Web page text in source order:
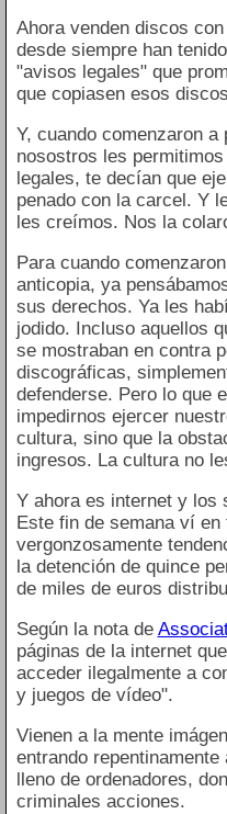
Ahora venden discos
desde siempre han
"avisos legales" que
que copiasen esos
Y, cuando comenzaron a
nosostros les
legales, te decían que
penado con la carcel. Y
les creímos. Nos la
Para cuando
anticopia, ya
sus derechos. Ya les
jodido. Incluso aquellos
se mostraban en contra
discográficas,
defenderse. Pero lo que
impedirnos ejercer
cultura, sino que la
ingresos. La cultura no
Y ahora es internet y los
Este fin de semana ví
vergonzosamente
la detención de quince
de miles de euros
Según la nota de
páginas de la internet
acceder ilegalmente a
y juegos de vídeo".
Vienen a la mente
entrando
lleno de ordenadores,
criminales acciones.